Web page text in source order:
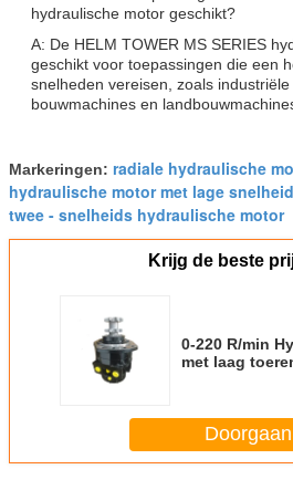
hydraulische motor geschikt?
A: De HELM TOWER MS SERIES
geschikt voor toepassingen die een
snelheden vereisen, zoals industriële
bouwmachines en
Markeringen: radiale hydraulische
hydraulische motor met lage snelheid
twee - snelheids hydraulische motor
Krijg de beste
0-220 R/min
met laag
Doorgaan